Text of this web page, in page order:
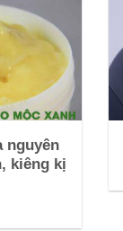
nguyên
kiêng kị